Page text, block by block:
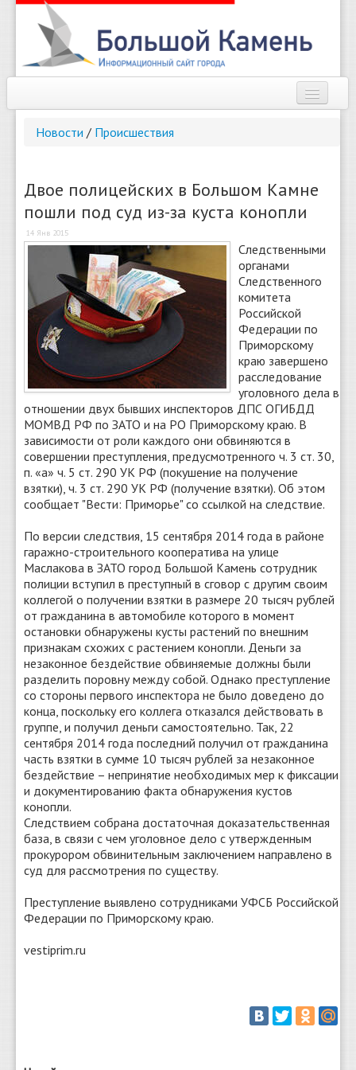
Справочник
Погода
О сайте
Найти
Новости / Происшествия
Двое полицейских в Большом Камне
пошли под суд из-за куста конопли
14 Янв 2015
Следственными
органами
Следственного
комитета
Российской
Федерации по
Приморскому
краю завершено
расследование
уголовного дела в
отношении двух бывших инспекторов ДПС ОГИБДД
МОМВД РФ по ЗАТО и на РО Приморскому краю. В
зависимости от роли каждого они обвиняются в
совершении преступления, предусмотренного ч. 3 ст. 30,
п. «а» ч. 5 ст. 290 УК РФ (покушение на получение
взятки), ч. 3 ст. 290 УК РФ (получение взятки). Об этом
сообщает "Вести: Приморье" со ссылкой на следствие.
По версии следствия, 15 сентября 2014 года в районе
гаражно-строительного кооператива на улице
Маслакова в ЗАТО город Большой Камень сотрудник
полиции вступил в преступный в сговор с другим своим
коллегой о получении взятки в размере 20 тысяч рублей
от гражданина в автомобиле которого в момент
остановки обнаружены кусты растений по внешним
признакам схожих с растением конопли. Деньги за
незаконное бездействие обвиняемые должны были
разделить поровну между собой. Однако преступление
со стороны первого инспектора не было доведено до
конца, поскольку его коллега отказался действовать в
группе, и получил деньги самостоятельно. Так, 22
сентября 2014 года последний получил от гражданина
часть взятки в сумме 10 тысяч рублей за незаконное
бездействие – непринятие необходимых мер к фиксации
и документированию факта обнаружения кустов
конопли.
Следствием собрана достаточная доказательственная
база, в связи с чем уголовное дело с утвержденным
прокурором обвинительным заключением направлено в
суд для рассмотрения по существу.
Преступление выявлено сотрудниками УФСБ Российской
Федерации по Приморскому краю.
vestiprim.ru